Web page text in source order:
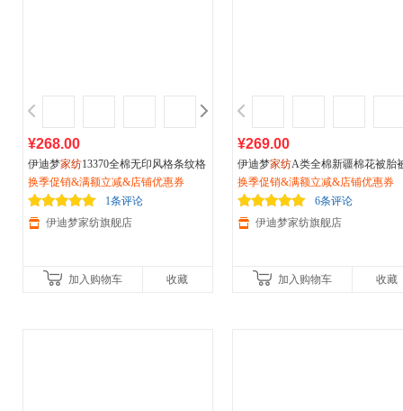
¥268.00
伊迪梦家纺13370全棉无印风格条纹格
子四件套床上用品套件床单床笠式HC
141
换季促销&满额立减&店铺优惠券
1条评论
伊迪梦家纺旗舰店
加入购物车 收藏
¥269.00
伊迪梦家纺A类全棉新疆棉花被胎
子纯棉绗缝加厚保暖被芯秋冬被褥
单人双人床XM1028
换季促销&满额立减&店铺优惠券
6条评论
伊迪梦家纺旗舰店
加入购物车 收藏